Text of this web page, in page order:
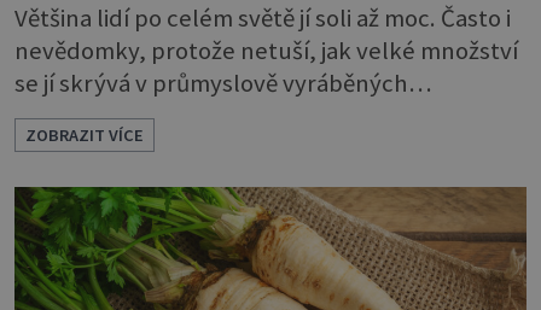
Většina lidí po celém světě jí soli až moc. Často i
nevědomky, protože netuší, jak velké množství
se jí skrývá v průmyslově vyráběných
potravinách, dokonce i těch sladkých. Sůl je
zdravá Ale v ani ne třetinovém množství, než je
pro většinu populace běžné. Její základní
složky– sodík a chlór – jsou zásadní pro správné
hospodaření organismu s tekutinami. Pomáhají
totiž udrž
ZOBRAZIT VÍCE